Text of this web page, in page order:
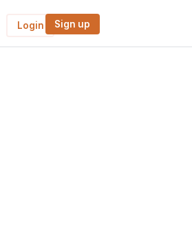
Login Sign up